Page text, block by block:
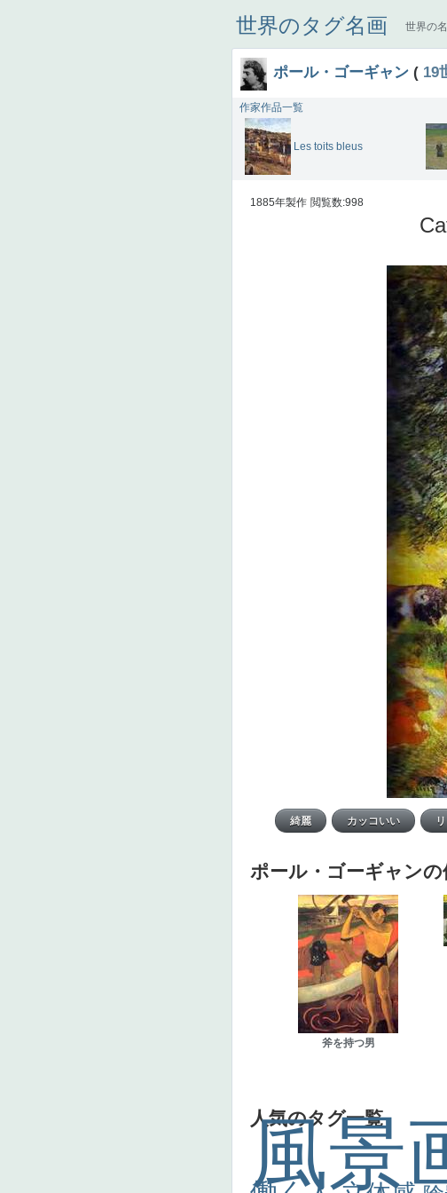
世界のタグ名画 世界の
ポール・ゴーギャン ( 19
作家作品一覧
Les toits bleus
1885年製作 閲覧数:998
ポール・ゴーギャンの
斧を持つ男
人気のタグ一覧
風景